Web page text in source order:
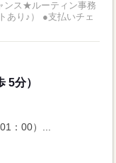
ンス★ルーティン事務
5分）
：00）...